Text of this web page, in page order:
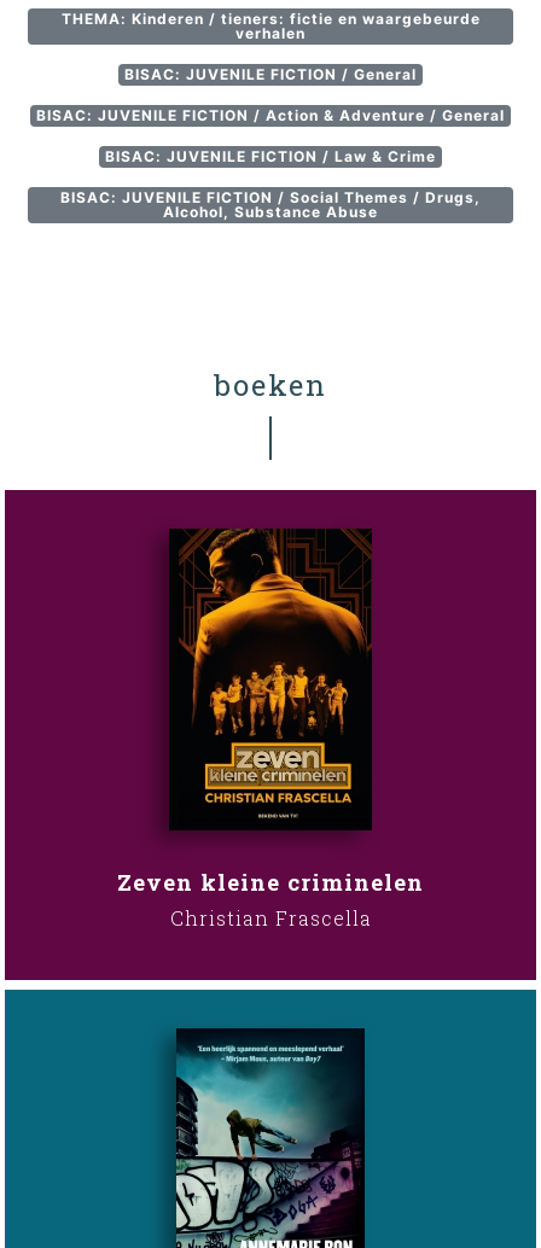
THEMA: Kinderen / tieners: fictie en waargebeurde
verhalen
BISAC: JUVENILE FICTION / General
BISAC: JUVENILE FICTION / Action & Adventure / General
BISAC: JUVENILE FICTION / Law & Crime
BISAC: JUVENILE FICTION / Social Themes / Drugs,
Alcohol, Substance Abuse
boeken
Zeven kleine criminelen
Christian Frascella